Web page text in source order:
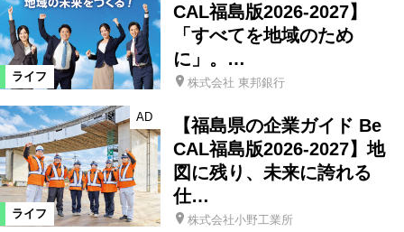
ライフ
CAL福島版2026-2027】
「すべてを地域のため
に」。…
株式会社 東邦銀行
ライフ
AD
【福島県の企業ガイド Be
CAL福島版2026-2027】地
図に残り、未来に誇れる
仕…
株式会社小野工業所